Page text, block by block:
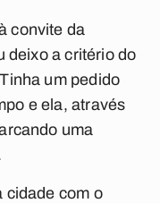
convite da
deixo a critério do
um pedido
e ela, através
uma
cidade com o